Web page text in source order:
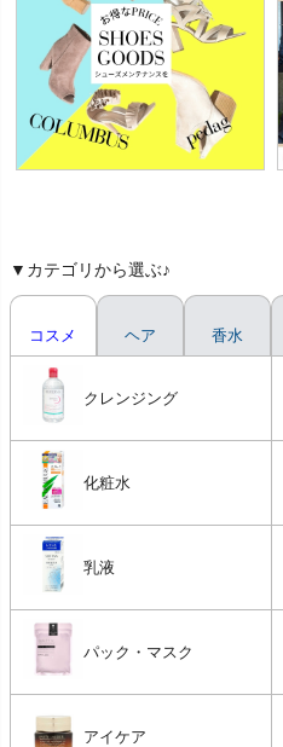
▼カテゴリから選ぶ♪
コスメ
クレンジング
化粧水
乳液
パック・マスク
アイケア
ヘア 香水